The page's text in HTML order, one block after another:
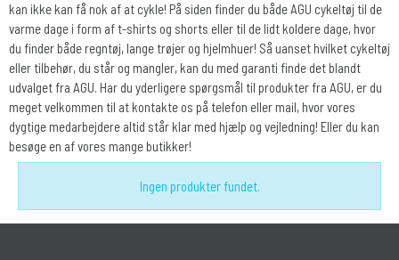
kan ikke kan få nok af at cykle! På siden finder du både AGU cykeltøj til de
varme dage i form af t-shirts og shorts eller til de lidt koldere dage, hvor
du finder både regntøj, lange trøjer og hjelmhuer! Så uanset hvilket cykeltøj
eller tilbehør, du står og mangler, kan du med garanti finde det blandt
udvalget fra AGU. Har du yderligere spørgsmål til produkter fra AGU, er du
meget velkommen til at kontakte os på telefon eller mail, hvor vores
dygtige medarbejdere altid står klar med hjælp og vejledning! Eller du kan
besøge en af vores mange butikker!
Ingen produkter fundet.